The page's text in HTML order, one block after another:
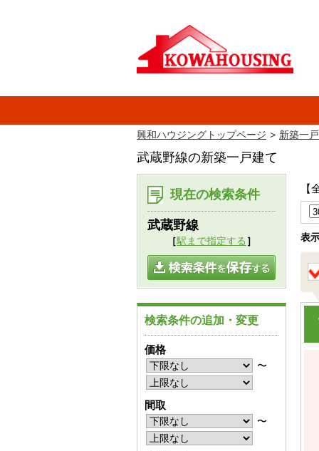
興和ハウジングトップページ 新築一
武蔵野線の新築一戸建て
【
表
現在の検索条件
武蔵野線
［駅まで指定する ］
検索条件の追加・変更
価格
〜
間取
〜